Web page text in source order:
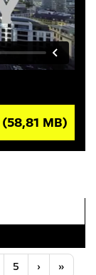
(58,81 MB)
5 ›Nächste
»